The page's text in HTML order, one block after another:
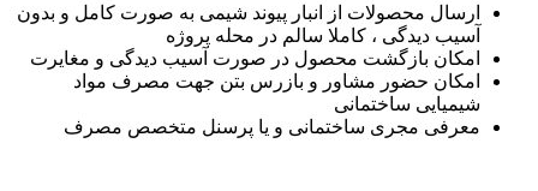
ارسال محصولات از انبار پیوند شیمی به صورت کامل و بدون
آسیب دیدگی ، کاملا سالم در محله پروژه
امکان بازگشت محصول در صورت آسیب دیدگی و مغایرت
امکان حضور مشاور و بازرس بتن جهت مصرف مواد
شیمیایی ساختمانی
معرفی مجری ساختمانی و یا پرسنل متخصص مصرف